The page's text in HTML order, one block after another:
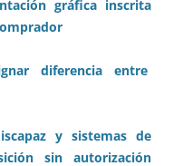
gráfica inscrita
diferencia entre
y sistemas de
sin autorización